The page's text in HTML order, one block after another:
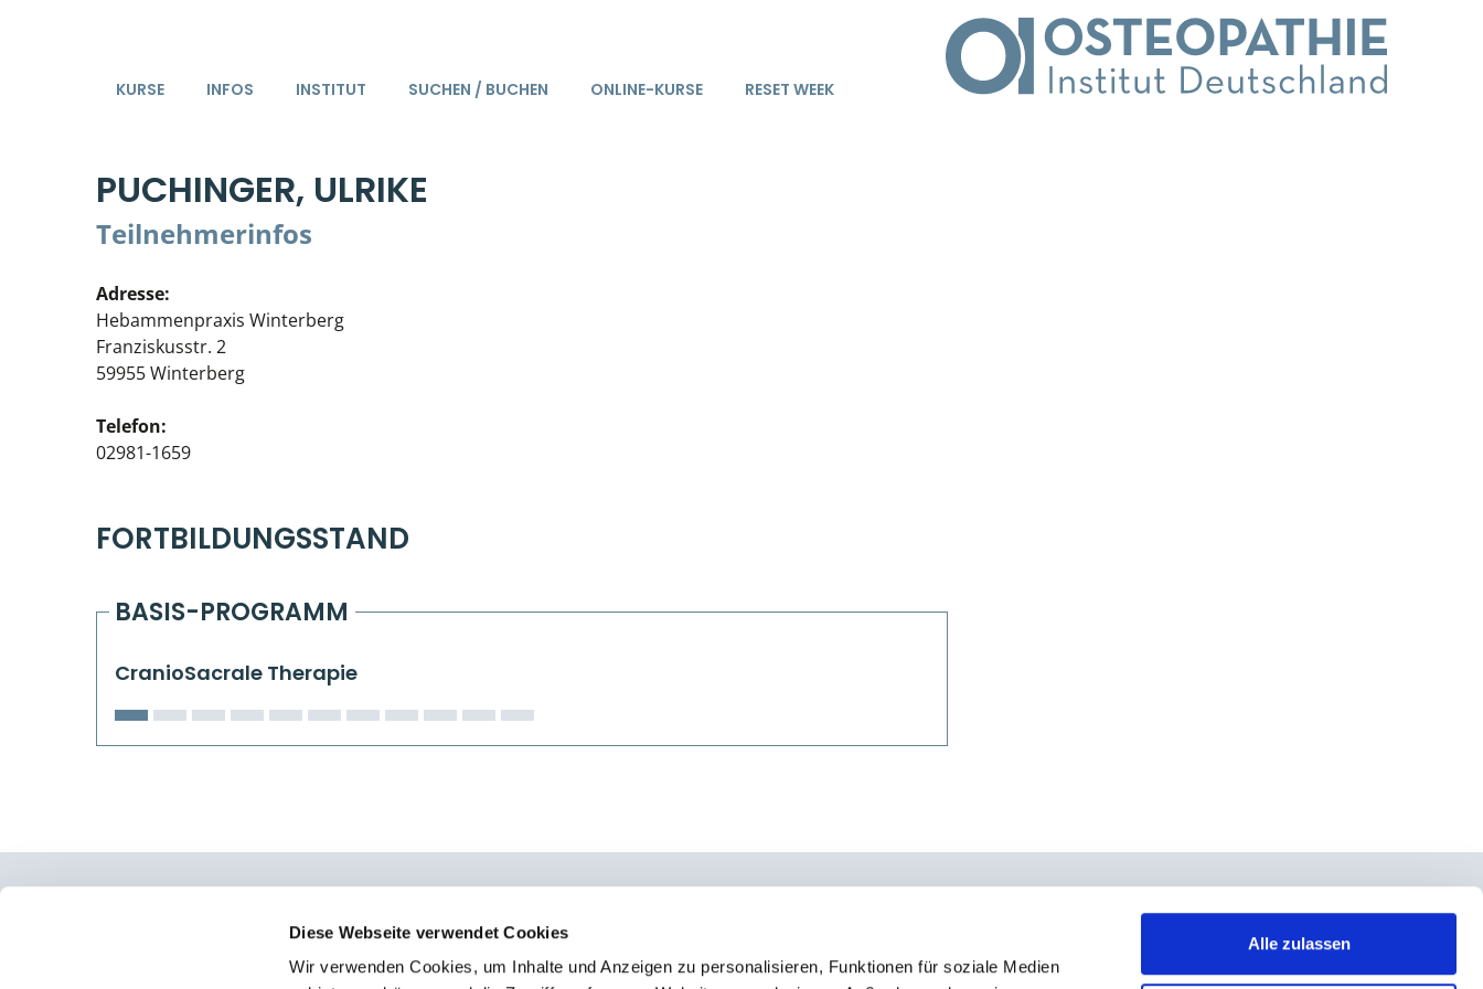
Diese Webseite verwendet Cookies
Wir verwenden Cookies, um Inhalte und Anzeigen zu personalisieren, Funktionen für soziale Medien
Alle zulassen
KURSE INFOS INSTITUT SUCHEN / BUCHEN ONLINE-KURSE RESET WEEK
PUCHINGER, ULRIKE
Teilnehmerinfos
Adresse:
Hebammenpraxis Winterberg
Franziskusstr. 2
59955 Winterberg
Telefon:
02981-1659
FORTBILDUNGSSTAND
BASIS-PROGRAMM
CranioSacrale Therapie
Konrad-Adenauer-Straße 6
0451 - 4 79 95 0 Kontakt